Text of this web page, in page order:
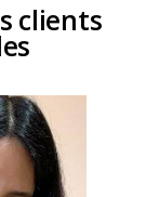
clients